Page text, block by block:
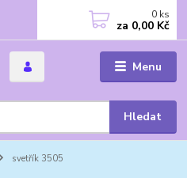
Menu
Hledat
0 ks
za 0,00 Kč
svetřík 3505